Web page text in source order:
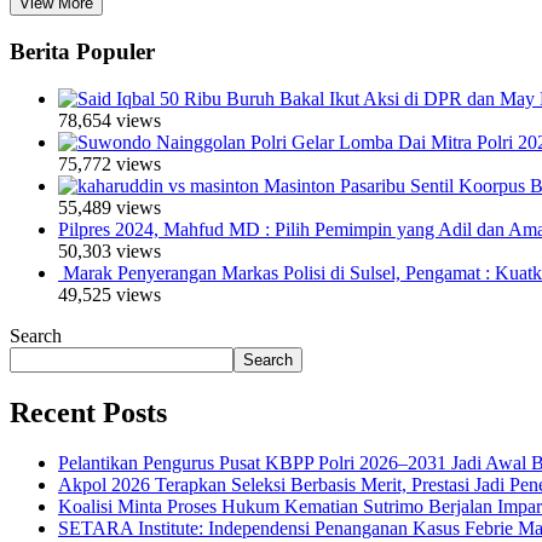
Berita Populer
50 Ribu Buruh Bakal Ikut Aksi di DPR dan May
78,654 views
Polri Gelar Lomba Dai Mitra Polri
75,772 views
Masinton Pasaribu Sentil Koorpus
55,489 views
Pilpres 2024, Mahfud MD : Pilih Pemimpin yang Adil dan
50,303 views
Marak Penyerangan Markas Polisi di Sulsel, Pengamat :
49,525 views
Search
Search
Recent Posts
Pelantikan Pengurus Pusat KBPP Polri 2026–2031 Jadi Awal
Akpol 2026 Terapkan Seleksi Berbasis Merit, Prestasi Jadi
Koalisi Minta Proses Hukum Kematian Sutrimo Berjalan
SETARA Institute: Independensi Penanganan Kasus Febrie